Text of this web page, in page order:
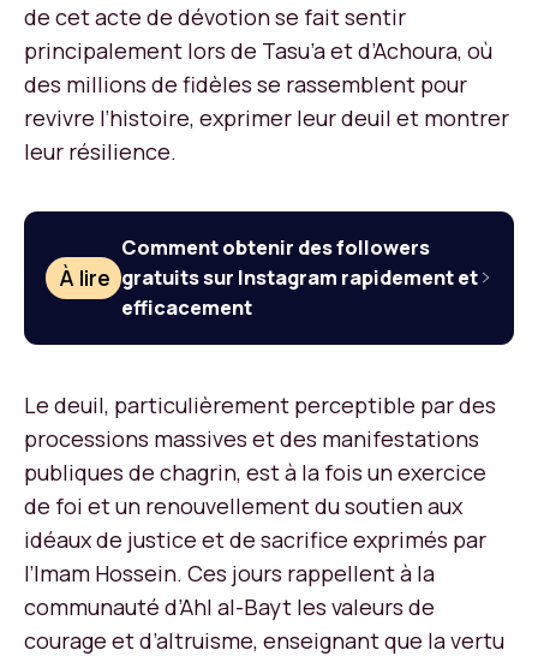
de cet acte de dévotion se fait sentir
principalement lors de Tasu’a et d’Achoura, où
des millions de fidèles se rassemblent pour
revivre l’histoire, exprimer leur deuil et montrer
leur résilience.
À lire
Comment obtenir des followers
gratuits sur Instagram rapidement et
efficacement
Le deuil, particulièrement perceptible par des
processions massives et des manifestations
publiques de chagrin, est à la fois un exercice
de foi et un renouvellement du soutien aux
idéaux de justice et de sacrifice exprimés par
l’Imam Hossein. Ces jours rappellent à la
communauté d’Ahl al-Bayt les valeurs de
courage et d’altruisme, enseignant que la vertu